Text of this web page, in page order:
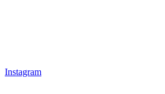
Instagram